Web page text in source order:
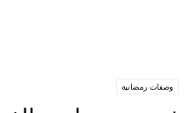
وصفات رمضانية